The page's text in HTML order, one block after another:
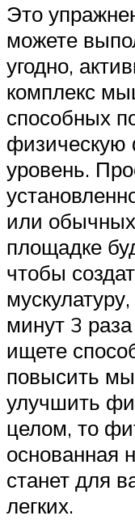
Это
можете
угодно,
комплекс
способных
уровень.
или обычных
площадке
чтобы
минут 3
ищете
повысить
улучшить
целом, то
основанная
станет для
легких.